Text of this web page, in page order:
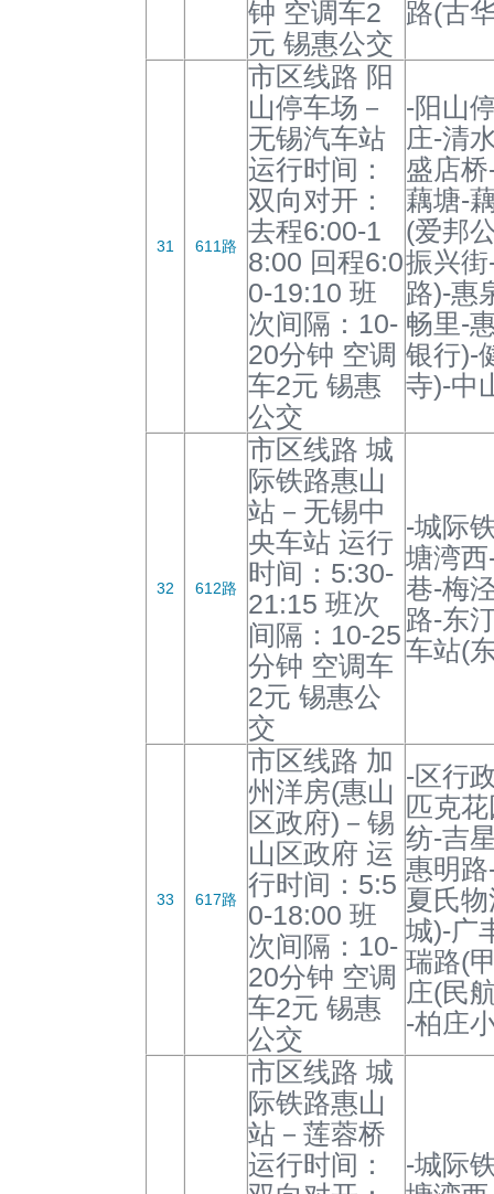
钟 空调车2
元 锡惠公交
路(古
31 611路
市区线路 阳
山停车场－
无锡汽车站
运行时间：
双向对开：
去程6:00-1
8:00 回程6:0
0-19:10 班
次间隔：10-
20分钟 空调
车2元 锡惠
公交
-阳山
庄-清
盛店
藕塘-
(爱邦
振兴
路)-惠
畅里-
银行)-
寺)-中
32 612路
市区线路 城
际铁路惠山
站－无锡中
央车站 运行
时间：5:30-
21:15 班次
间隔：10-25
分钟 空调车
2元 锡惠公
交
-城际
塘湾
巷-梅
路-东
车站(
33 617路
市区线路 加
州洋房(惠山
区政府)－锡
山区政府 运
行时间：5:5
0-18:00 班
次间隔：10-
20分钟 空调
车2元 锡惠
公交
-区行
匹克
纺-吉
惠明
夏氏
城)-广
瑞路(
庄(民
-柏庄
市区线路 城
际铁路惠山
站－莲蓉桥
运行时间：
-城际